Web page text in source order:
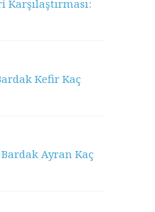
Kefir Kaç
Ayran Kaç